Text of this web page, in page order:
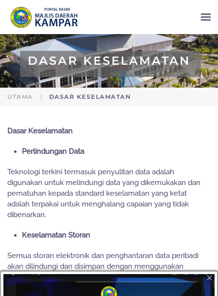
Skip to main content
DASAR KESELAMATAN
UTAMA DASAR KESELAMATAN
Dasar Keselamatan
Perlindungan Data
Teknologi terkini termasuk penyulitan data adalah
digunakan untuk melindungi data yang dikemukakan dan
pematuhan kepada standard keselamatan yang ketat
adalah terpakai untuk menghalang capaian yang tidak
dibenarkan.
Keselamatan Storan
Semua storan elektronik dan penghantaran data peribadi
akan dilindungi dan disimpan dengan menggunakan
teknologi keselamatan yang sesuai.
×